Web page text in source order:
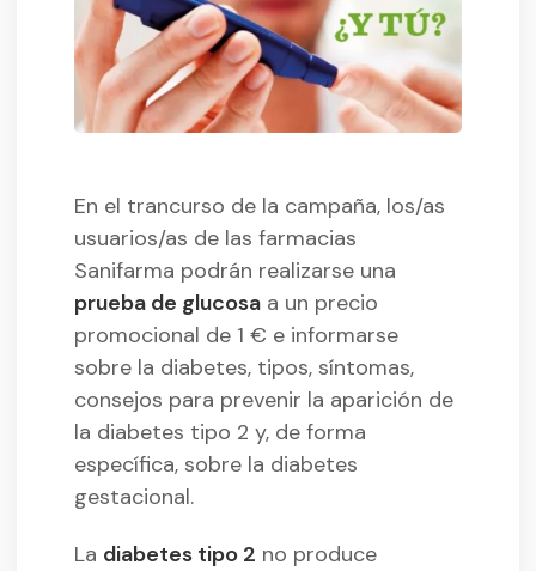
En el trancurso de la campaña, los/as
usuarios/as de las farmacias
Sanifarma podrán realizarse una
prueba de glucosa a un precio
promocional de 1 € e informarse
sobre la diabetes, tipos, síntomas,
consejos para prevenir la aparición de
la diabetes tipo 2 y, de forma
específica, sobre la diabetes
gestacional.
La diabetes tipo 2 no produce